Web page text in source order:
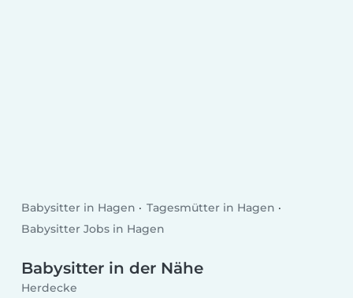
Babysitter in Hagen
Tagesmütter in Hagen
Babysitter Jobs in Hagen
Babysitter in der Nähe
Herdecke